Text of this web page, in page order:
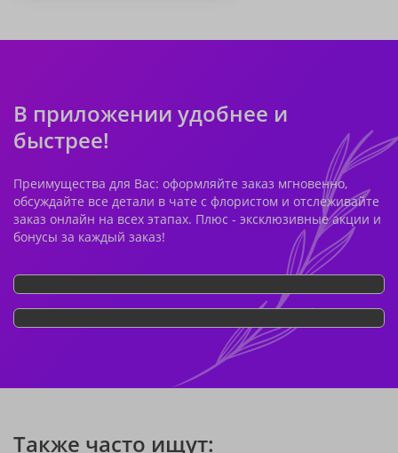
В приложении удобнее и
быстрее!
Преимущества для Вас: оформляйте заказ мгновенно,
обсуждайте все детали в чате с флористом и отслеживайте
заказ онлайн на всех этапах. Плюс - эксклюзивные акции и
бонусы за каждый заказ!
Также часто ищут: